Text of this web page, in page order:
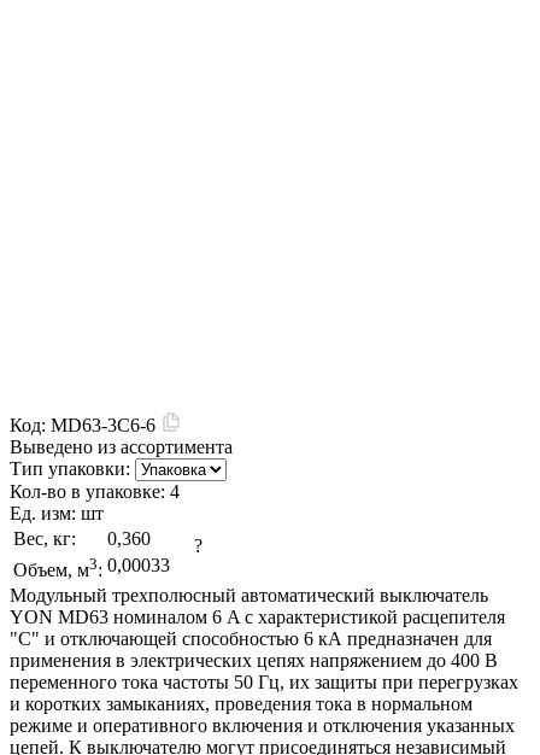
Код: MD63-3C6-6
Выведено из ассортимента
Тип упаковки:
Кол-во в упаковке: 4
Ед. изм: шт
Вес, кг:
0,360
Объем, м3: 0,00033
?
Модульный трехполюсный автоматический выключатель
YON MD63 номиналом 6 A с характеристикой расцепителя
"C" и отключающей способностью 6 кА предназначен для
применения в электрических цепях на­пряжением до 400 В
переменного тока частоты 50 Гц, их защиты при перегрузках
и коротких замыканиях, проведения тока в нормальном
режиме и оперативного включения и отключения указанных
цепей. К выключателю могут присоединяться независимый